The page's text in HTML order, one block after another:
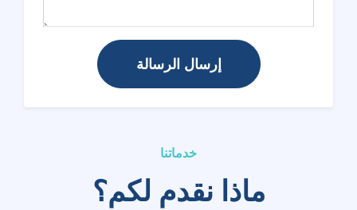
إرسال الرسالة
خدماتنا
ماذا نقدم لكم؟